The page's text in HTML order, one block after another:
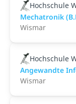
Hochschule
Mechatronik
Wismar
Hochschule
Angewandte
Wismar